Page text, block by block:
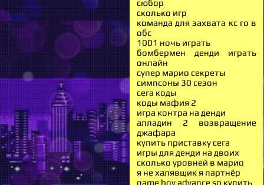
сюбор
сколько игр
команда для захвата кс го в
обс
1001 ночь играть
бомбермен денди играть
онлайн
супер марио секреты
симпсоны 30 сезон
сега коды
коды мафия 2
игра контра на денди
алладин 2 возвращение
джафара
купить приставку сега
игры для денди на двоих
сколько уровней в марио
я не халявщик я партнёр
game boy advance sp купить